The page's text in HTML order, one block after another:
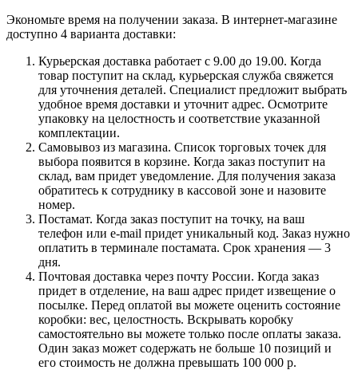
Экономьте время на получении заказа. В интернет-магазине
доступно 4 варианта доставки:
Курьерская доставка работает с 9.00 до 19.00. Когда
товар поступит на склад, курьерская служба свяжется
для уточнения деталей. Специалист предложит выбрать
удобное время доставки и уточнит адрес. Осмотрите
упаковку на целостность и соответствие указанной
комплектации.
Самовывоз из магазина. Список торговых точек для
выбора появится в корзине. Когда заказ поступит на
склад, вам придет уведомление. Для получения заказа
обратитесь к сотруднику в кассовой зоне и назовите
номер.
Постамат. Когда заказ поступит на точку, на ваш
телефон или e-mail придет уникальный код. Заказ нужно
оплатить в терминале постамата. Срок хранения — 3
дня.
Почтовая доставка через почту России. Когда заказ
придет в отделение, на ваш адрес придет извещение о
посылке. Перед оплатой вы можете оценить состояние
коробки: вес, целостность. Вскрывать коробку
самостоятельно вы можете только после оплаты заказа.
Один заказ может содержать не больше 10 позиций и
его стоимость не должна превышать 100 000 р.